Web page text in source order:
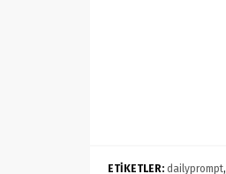
ETİKETLER: dailyprompt,